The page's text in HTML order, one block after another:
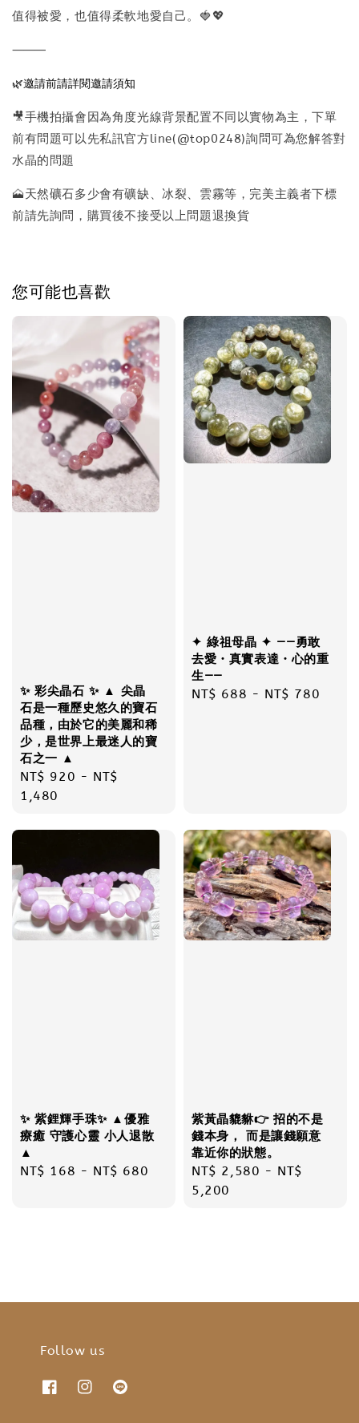
值得被愛，也值得柔軟地愛自己。🍓💖
⸻
🌿邀請前請詳閱邀請須知
🎥手機拍攝會因為角度光線背景配置不同以實物為主，下單
前有問題可以先私訊官方line(@top0248)詢問可為您解答對
水晶的問題
🗻天然礦石多少會有礦缺、冰裂、雲霧等，完美主義者下標
前請先詢問，購買後不接受以上問題退換貨
您可能也喜歡
✨ 彩尖晶石 ✨ ▲ 尖晶
石是一種歷史悠久的寶石
品種，由於它的美麗和稀
少，是世界上最迷人的寶
石之一 ▲
Regular
price
NT$ 920 - NT$
1,480
✦ 綠祖母晶 ✦ ——勇敢
去愛・真實表達・心的重
生——
Regular
NT$ 688 - NT$ 780
✨ 紫鋰輝手珠✨ ▲優雅
療癒 守護心靈 小人退散
▲
Regular
NT$ 168 - NT$ 680
紫黃晶貔貅👉 招的不是
錢本身， 而是讓錢願意
靠近你的狀態。
Regular
price
NT$ 2,580 - NT$
5,200
Follow us